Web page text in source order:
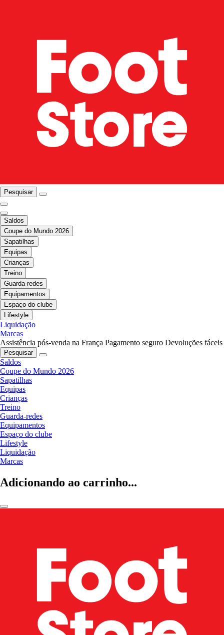
Pesquisar
Saldos
Coupe do Mundo 2026
Sapatilhas
Equipas
Crianças
Treino
Guarda-redes
Equipamentos
Espaço do clube
Lifestyle
Liquidação
Marcas
Assistência pós-venda na França Pagamento seguro Devoluções fáceis
Pesquisar
Saldos
Coupe do Mundo 2026
Sapatilhas
Equipas
Crianças
Treino
Guarda-redes
Equipamentos
Espaço do clube
Lifestyle
Liquidação
Marcas
Adicionando ao carrinho...